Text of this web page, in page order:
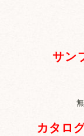
サン
カタロ